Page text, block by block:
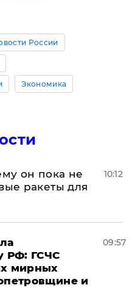
России
Экономика
он пока не
ракеты для
10:12
РФ: ГСЧС
мирных
и
09:57